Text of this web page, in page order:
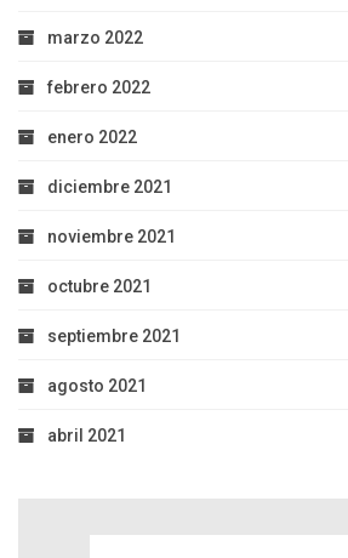
marzo 2022
febrero 2022
enero 2022
diciembre 2021
noviembre 2021
octubre 2021
septiembre 2021
agosto 2021
abril 2021